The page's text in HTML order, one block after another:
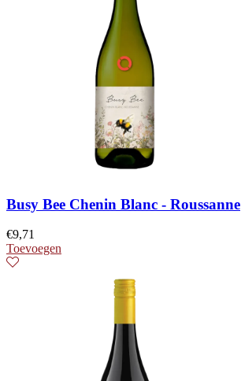
Busy Bee Chenin Blanc - Roussanne
€9,71
Toevoegen